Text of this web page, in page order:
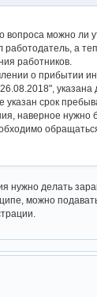
вопроса можно ли
работодатель, а
работников.
о прибытии
указана
указан срок
наверное нужно
нужно делать
можно